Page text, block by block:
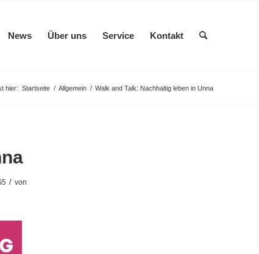
News Über uns Service Kontakt
hier: Startseite / Allgemein / Walk and Talk: Nachhaltig leben in Unna
/ von